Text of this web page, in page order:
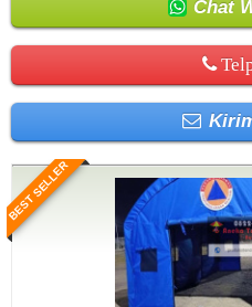
Chat
BEST SELLER